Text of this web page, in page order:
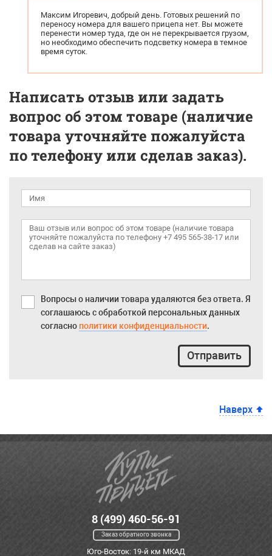
Максим Игоревич, добрый день. Готовых решений по
переносу номера для вашего прицепа нет. Вы можете
перенести номер туда, где он не перекрывается грузом,
но необходимо обеспечить подсветку номера в темное
время суток.
Написать отзыв или задать
вопрос об этом товаре (наличие
товара уточняйте пожалуйста
по телефону или сделав заказ).
Вопросы о наличии товара удаляются без ответа. Я
соглашаюсь с обработкой персональных данных
согласно политики конфиденциальности.
Отправить
Наверх
8 (499) 460-56-91
Заказ обратного звонка
Юго-Восток: 19-й км МКАД